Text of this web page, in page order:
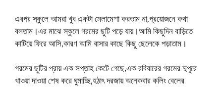
এরপর স্কুলে আমরা খুব একটা মেলামেশা করতাম না,প্রয়োজনে কথা
বলতাম।এর মাঝে স্কুলে গরমের ছুটি পড়ে যায়।আমি কিছুদিন বাড়িতে
কাটিয়ে ফিরে আসি,কারণ আমি বাসার কাছে কিছু ছেলেকে পড়াতাম।
গরমের ছুটির প্রায় এক সপ্তাহ কেটে গেছে,এক রবিবারের গরমের দুপুরে
খাওয়া দাওয়া শেষ করে ঘুমাচ্ছি,হঠাৎ দরজায় অনেকবার কলিং বেলের